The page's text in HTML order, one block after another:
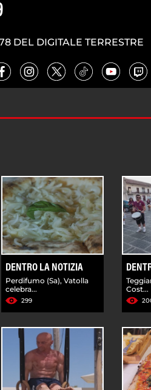
DEL DIGITALE TERRESTRE
DENTRO LA NOTIZIA
Perdifumo (Sa), Vatolla
celebra...
299
Cost...